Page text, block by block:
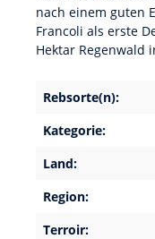
nach einem guten
Francoli als erste
Hektar Regenwald
Rebsorte(n):
Kategorie:
Land:
Region:
Terroir: